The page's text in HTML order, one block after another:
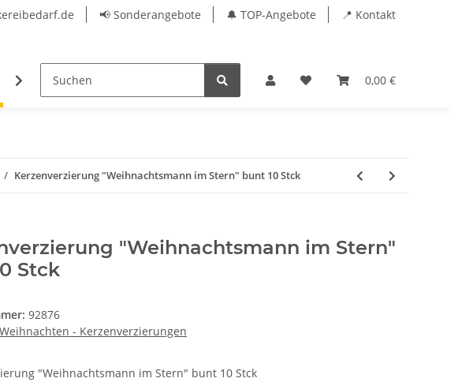
📢 Sonderangebote 🔔 TOP-Angebote 📍 Kontakt
0,00 €
Hersteller
Kerzenverzierung "Weihnachtsmann im Stern" bunt 10 Stck
"Weihnachtsmann im Stern"
Stck
92876
Weihnachten - Kerzenverzierungen
"Weihnachtsmann im Stern" bunt 10 Stck